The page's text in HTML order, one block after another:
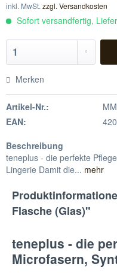
inkl. MwSt. zzgl. Versandkosten
Sofort versandfertig,
Merken
Artikel-Nr.:
EAN:
Beschreibung
teneplus - die perfekte
Lingerie Damit die... mehr
Flasche (Glas)"
teneplus - die
Microfasern,